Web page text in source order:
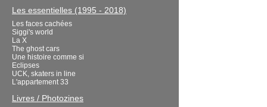
Les essentielles (1995 - 2018)
Les faces cachées
Siggi's world
La X
The ghost cars
Une histoire comme si
Eclipses
UCK, skaters in line
L'appartement 33
Livres / Photozines